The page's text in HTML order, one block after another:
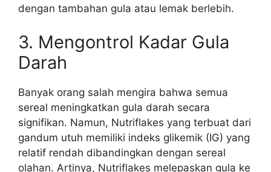
dengan tambahan gula atau lemak berlebih.
3. Mengontrol Kadar Gula
Darah
Banyak orang salah mengira bahwa semua
sereal meningkatkan gula darah secara
signifikan. Namun, Nutriflakes yang terbuat dari
gandum utuh memiliki indeks glikemik (IG) yang
relatif rendah dibandingkan dengan sereal
olahan. Artinya, Nutriflakes melepaskan gula ke